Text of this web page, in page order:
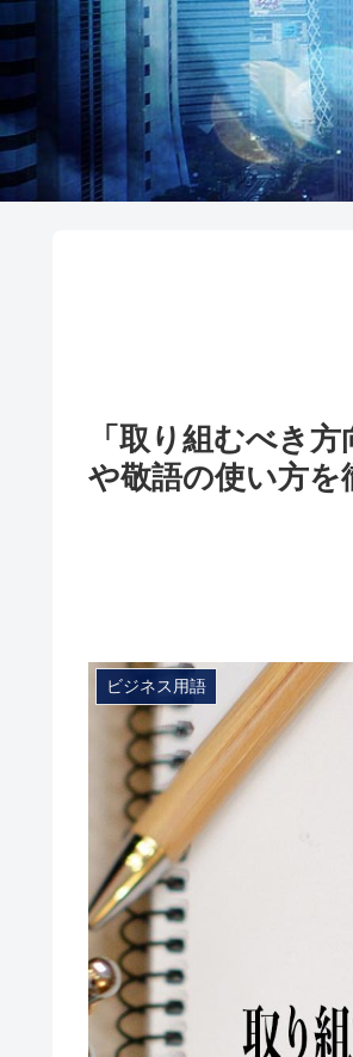
「取り組むべき
や敬語の使い方を
ビジネス用語